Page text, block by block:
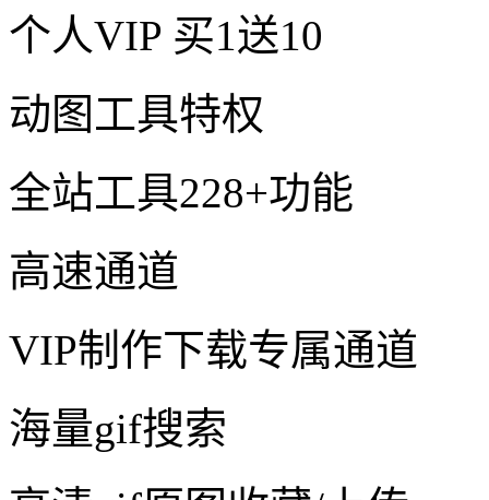
个人VIP 买1送10
动图工具特权
全站工具228+功能
高速通道
VIP制作下载专属通道
海量gif搜索